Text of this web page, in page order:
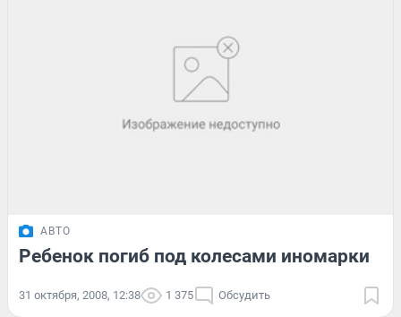
АВТО
Ребенок погиб под колесами иномарки
31 октября, 2008, 12:38 1 375 Обсудить